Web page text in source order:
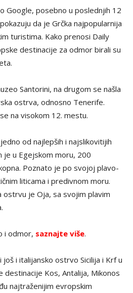
Google, posebno u poslednjih 12
da je Grčka najpopularnija
turistima. Kako prenosi Daily
destinacije za odmor birali su
Santorini, na drugom se našla
ostrva, odnosno Tenerife.
na visokom 12. mestu.
od najlepših i najslikovitijih
je u Egejskom moru, 200
Poznato je po svojoj plavo-
liticama i predivnom moru.
ostrvu je Oja, sa svojim plavim
i odmor, saznajte više.
i italijansko ostrvo Sicilija i Krf u
destinacije Kos, Antalija, Mikonos
najtraženijim evropskim